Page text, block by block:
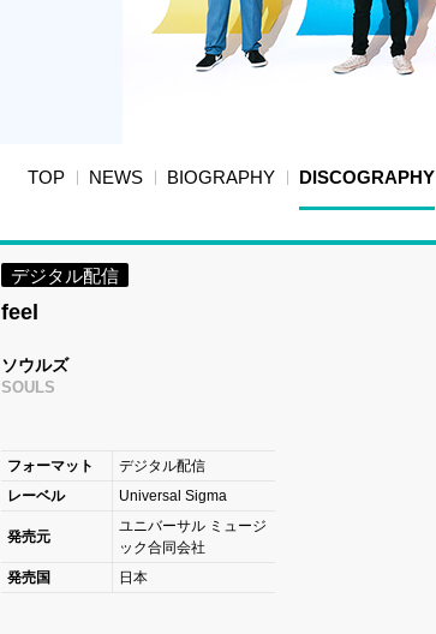
TOP NEWS BIOGRAPHY DISCOGRAPHY
デジタル配信
feel
ソウルズ
SOULS
フォーマット
デジタル配信
レーベル
Universal Sigma
発売元
ユニバーサル ミュージ
ック合同会社
発売国
日本